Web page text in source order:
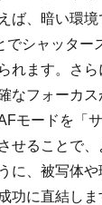
ば、暗い環
でシャッター
れます。さ
なフォーカ
モードを「
せることで
に、被写体
功に直結しま